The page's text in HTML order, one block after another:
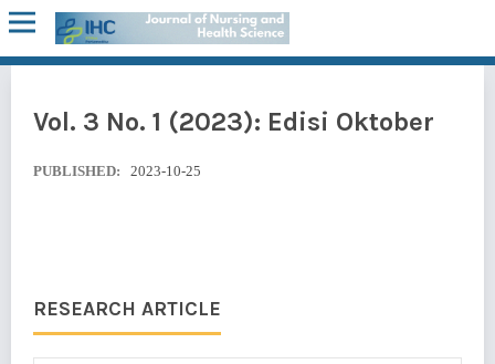
Vol. 3 No. 1 (2023): Edisi Oktober
PUBLISHED: 2023-10-25
RESEARCH ARTICLE